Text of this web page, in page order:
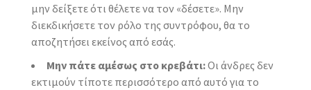
μην δείξετε ότι θέλετε να τον «δέσετε». Μην
διεκδικήσετε τον ρόλο της συντρόφου, θα το
αποζητήσει εκείνος από εσάς.
Μην πάτε αμέσως στο κρεβάτι:Οι άνδρες δεν
εκτιμούν τίποτε περισσότερο από αυτό για το